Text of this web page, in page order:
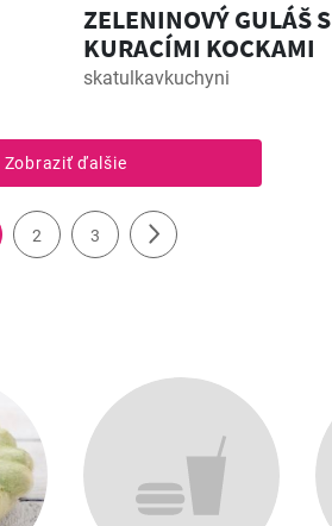
ZELENINOVÝ GULÁŠ S
KURACÍMI KOCKAMI
skatulkavkuchyni
Zobraziť ďalšie
2 3